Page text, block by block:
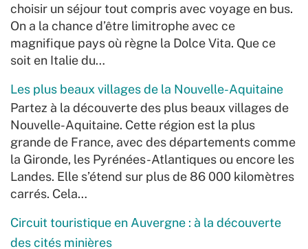
choisir un séjour tout compris avec voyage en bus.
On a la chance d’être limitrophe avec ce
magnifique pays où règne la Dolce Vita. Que ce
soit en Italie du…
Les plus beaux villages de la Nouvelle-Aquitaine
Partez à la découverte des plus beaux villages de
Nouvelle-Aquitaine. Cette région est la plus
grande de France, avec des départements comme
la Gironde, les Pyrénées-Atlantiques ou encore les
Landes. Elle s’étend sur plus de 86 000 kilomètres
carrés. Cela…
Circuit touristique en Auvergne : à la découverte
des cités minières